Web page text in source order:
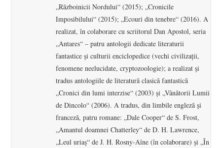
„Războinicii Nordului“ (2015); „Cronicile
Imposibilului“ (2015); „Ecouri din tenebre“ (2016). A
realizat, în colaborare cu scriitorul Dan Apostol, seria
„Antares“ – patru antologii dedicate literaturii
fantastice şi culturii enciclopedice (vechi civilizaţii,
fenomene neelucidate, cryptozoologie); a realizat şi
tradus antologiile de literatură clasică fantastică
„Cronici din lumi interzise“ (2003) şi „Vânătorii Lumii
de Dincolo“ (2006). A tradus, din limbile engleză şi
franceză, patru romane: „Dale Cooper“ de S. Frost,
„Amantul doamnei Chatterley“ de D. H. Lawrence,
„Leul uriaş“ de J. H. Rosny-Aîne (în colaborare) şi „În